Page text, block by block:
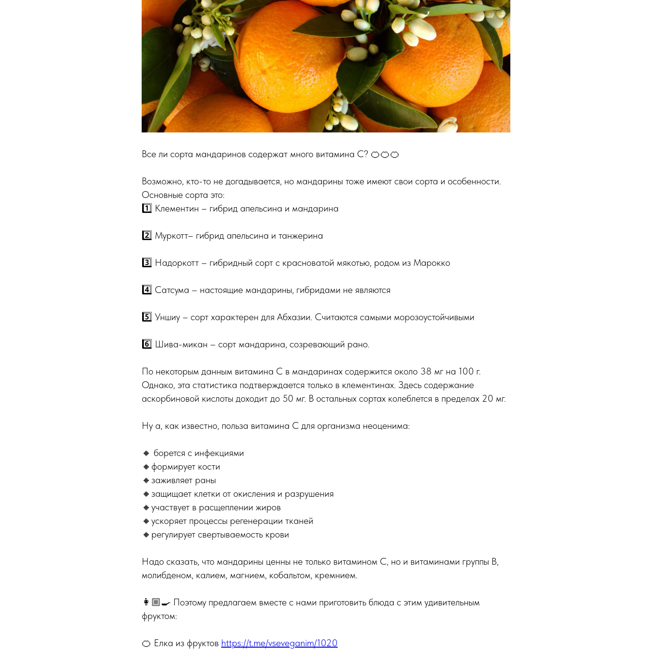
Все ли сорта мандаринов содержат много витамина С? 🍊🍊🍊
Возможно, кто-то не догадывается, но мандарины тоже имеют свои сорта и особенности.
Основные сорта это:
1️⃣ Клементин – гибрид апельсина и мандарина
2️⃣ Муркотт– гибрид апельсина и танжерина
3️⃣ Надоркотт – гибридный сорт с красноватой мякотью, родом из Марокко
4️⃣ Сатсума – настоящие мандарины, гибридами не являются
5️⃣ Уншиу – сорт характерен для Абхазии. Считаются самыми морозоустойчивыми
6️⃣ Шива-микан – сорт мандарина, созревающий рано.
По некоторым данным витамина С в мандаринах содержится около 38 мг на 100 г.
Однако, эта статистика подтверждается только в клементинах. Здесь содержание
аскорбиновой кислоты доходит до 50 мг. В остальных сортах колеблется в пределах 20 мг.
Ну а, как известно, польза витамина С для организма неоценима:
🔸 борется с инфекциями
🔸формирует кости
🔸заживляет раны
🔸защищает клетки от окисления и разрушения
🔸участвует в расщеплении жиров
🔸ускоряет процессы регенерации тканей
🔸регулирует свертываемость крови
Надо сказать, что мандарины ценны не только витамином С, но и витаминами группы В,
молибденом, калием, магнием, кобальтом, кремнием.
👩🏼‍🍳 Поэтому предлагаем вместе с нами приготовить блюда с этим удивительным
фруктом:
🍊 Елка из фруктов https://t.me/vseveganim/1020